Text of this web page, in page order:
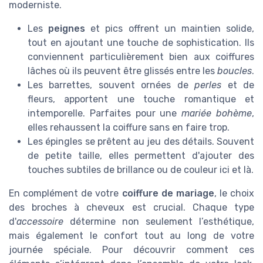
moderniste.
Les peignes et pics offrent un maintien solide,
tout en ajoutant une touche de sophistication. Ils
conviennent particulièrement bien aux coiffures
lâches où ils peuvent être glissés entre les boucles.
Les barrettes, souvent ornées deperles et de
fleurs, apportent une touche romantique et
intemporelle. Parfaites pour unemariée bohème,
elles rehaussent la coiffure sans en faire trop.
Les épingles se prêtent au jeu des détails. Souvent
de petite taille, elles permettent d'ajouter des
touches subtiles de brillance ou de couleur ici et là.
En complément de votre coiffure de mariage, le choix
des broches à cheveux est crucial. Chaque type
d'accessoire détermine non seulement l’esthétique,
mais également le confort tout au long de votre
journée spéciale. Pour découvrir comment ces